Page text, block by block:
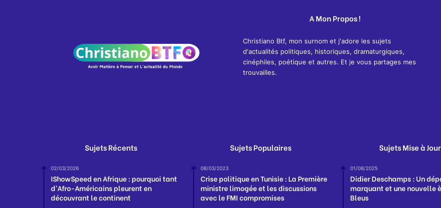
A Mon Propos !
Christiano Btf, mon surnom et j'adore les sujets
d'actualités politiques, historiques, dramaturgiques,
cinéphiles, poétique et autres. Et je vous partages mes
trouvailles.
Sujets Récents
02/03/2026
IShowSpeed en Afrique : pourquoi tant
d’Afro-Américains pleurent en
découvrant le continent
Sujets Populaires
08/03/2023
Crise politique en Tunisie : La Première
ministre limogée et les discussions
avec le FMI compromises
Sujets Mise à Jour
01/08/2025
Didier Deschamps : Un
marquant et une nouvelle
Bleus